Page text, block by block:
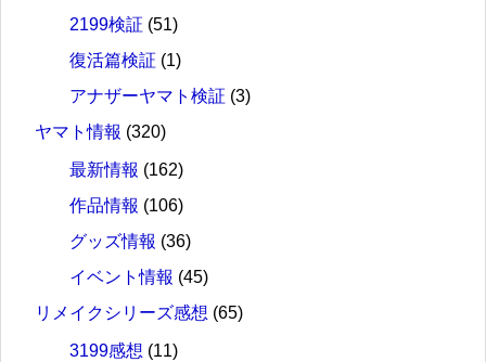
2199検証 (51)
復活篇検証 (1)
アナザーヤマト検証 (3)
ヤマト情報 (320)
最新情報 (162)
作品情報 (106)
グッズ情報 (36)
イベント情報 (45)
リメイクシリーズ感想 (65)
3199感想 (11)